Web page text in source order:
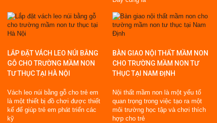
LẮP ĐẶT VÁCH LEO NÚI BẰNG
GỖ CHO TRƯỜNG MẦM NON
TƯ THỤC TẠI HÀ NỘI
Vách leo núi bằng gỗ cho trẻ em
là một thiết bị đồ chơi được thiết
kế để giúp trẻ em phát triển các
kỹ
BÀN GIAO NỘI THẤT MẦM NON
CHO TRƯỜNG MẦM NON TƯ
THỤC TẠI NAM ĐỊNH
Nội thất mầm non là một yếu tố
quan trọng trong việc tạo ra một
môi trường học tập và chơi thích
hợp cho trẻ